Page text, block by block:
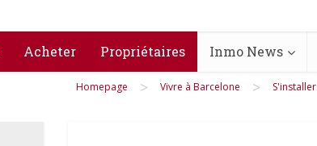
Acheter Propriétaires Inmo News
Homepage > Vivre à Barcelone > S'installer